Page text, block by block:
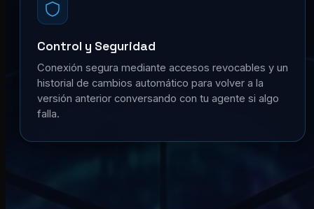
Control y Seguridad
Conexión segura mediante accesos revocables y un
historial de cambios automático para volver a la
versión anterior conversando con tu agente si algo
falla.